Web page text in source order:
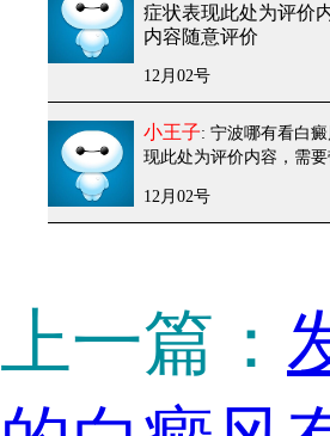
症状表现此处为评价
内容随意评价
12月02号
小王子: 宁波哪有看白
现此处为评价内容，需
12月02号
上一篇：